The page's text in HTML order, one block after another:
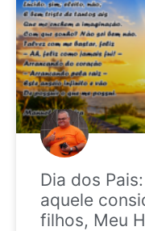
Dia dos
aquele
filhos, Meu